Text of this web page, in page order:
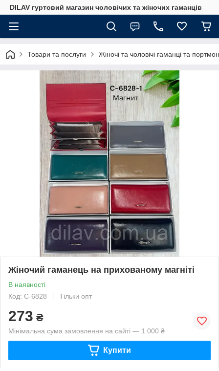
DILAV гуртовий магазин чоловічих та жіночих гаманців
Товари та послуги Жіночі та чоловічі гаманці та
Жіночий гаманець на прихованому магніті
В наявності
Код: С-6828
Тільки опт
273 ₴
Мінімальна сума замовлення на сайті — 1 000 ₴
Купити